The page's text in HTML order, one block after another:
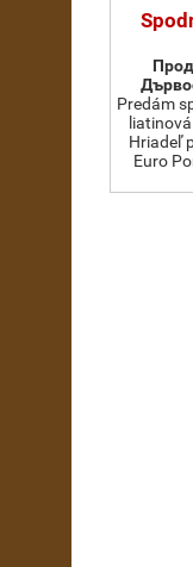
Predám
Hriadeľ
Euro